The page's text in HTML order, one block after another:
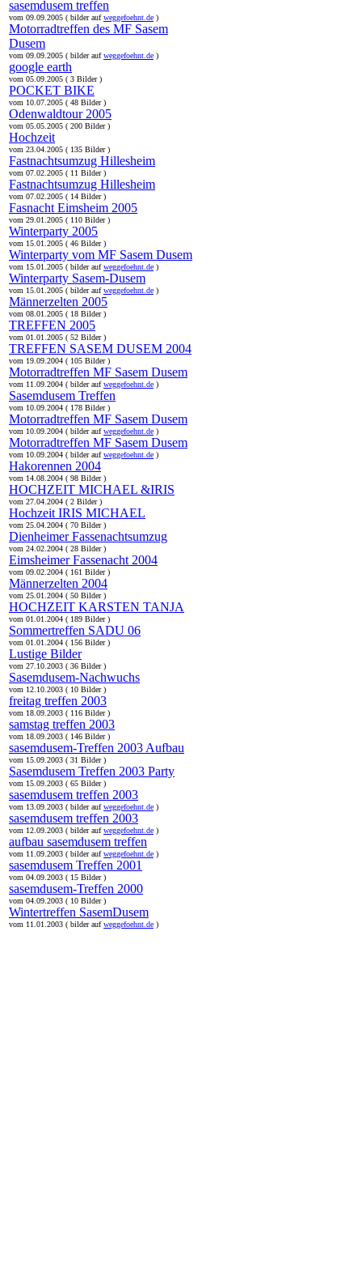
sasemdusem treffen
vom 09.09.2005 ( bilder aufweggefoehnt.de )
Motorradtreffen des MF Sasem
Dusem
vom 09.09.2005 ( bilder aufweggefoehnt.de )
google earth
vom 05.09.2005 ( 3 Bilder )
POCKET BIKE
vom 10.07.2005 ( 48 Bilder )
Odenwaldtour 2005
vom 05.05.2005 ( 200 Bilder )
Hochzeit
vom 23.04.2005 ( 135 Bilder )
Fastnachtsumzug Hillesheim
vom 07.02.2005 ( 11 Bilder )
Fastnachtsumzug Hillesheim
vom 07.02.2005 ( 14 Bilder )
Fasnacht Eimsheim 2005
vom 29.01.2005 ( 110 Bilder )
Winterparty 2005
vom 15.01.2005 ( 46 Bilder )
Winterparty vom MF Sasem Dusem
vom 15.01.2005 ( bilder aufweggefoehnt.de )
Winterparty Sasem-Dusem
vom 15.01.2005 ( bilder aufweggefoehnt.de )
Männerzelten 2005
vom 08.01.2005 ( 18 Bilder )
TREFFEN 2005
vom 01.01.2005 ( 52 Bilder )
TREFFEN SASEM DUSEM 2004
vom 19.09.2004 ( 105 Bilder )
Motorradtreffen MF Sasem Dusem
vom 11.09.2004 ( bilder aufweggefoehnt.de )
Sasemdusem Treffen
vom 10.09.2004 ( 178 Bilder )
Motorradtreffen MF Sasem Dusem
vom 10.09.2004 ( bilder aufweggefoehnt.de )
Motorradtreffen MF Sasem Dusem
vom 10.09.2004 ( bilder aufweggefoehnt.de )
Hakorennen 2004
vom 14.08.2004 ( 98 Bilder )
HOCHZEIT MICHAEL &IRIS
vom 27.04.2004 ( 2 Bilder )
Hochzeit IRIS MICHAEL
vom 25.04.2004 ( 70 Bilder )
Dienheimer Fassenachtsumzug
vom 24.02.2004 ( 28 Bilder )
Eimsheimer Fassenacht 2004
vom 09.02.2004 ( 161 Bilder )
Männerzelten 2004
vom 25.01.2004 ( 50 Bilder )
HOCHZEIT KARSTEN TANJA
vom 01.01.2004 ( 189 Bilder )
Sommertreffen SADU 06
vom 01.01.2004 ( 156 Bilder )
Lustige Bilder
vom 27.10.2003 ( 36 Bilder )
Sasemdusem-Nachwuchs
vom 12.10.2003 ( 10 Bilder )
freitag treffen 2003
vom 18.09.2003 ( 116 Bilder )
samstag treffen 2003
vom 18.09.2003 ( 146 Bilder )
sasemdusem-Treffen 2003 Aufbau
vom 15.09.2003 ( 31 Bilder )
Sasemdusem Treffen 2003 Party
vom 15.09.2003 ( 65 Bilder )
sasemdusem treffen 2003
vom 13.09.2003 ( bilder aufweggefoehnt.de )
sasemdusem treffen 2003
vom 12.09.2003 ( bilder aufweggefoehnt.de )
aufbau sasemdusem treffen
vom 11.09.2003 ( bilder aufweggefoehnt.de )
sasemdusem Treffen 2001
vom 04.09.2003 ( 15 Bilder )
sasemdusem-Treffen 2000
vom 04.09.2003 ( 10 Bilder )
Wintertreffen SasemDusem
vom 11.01.2003 ( bilder aufweggefoehnt.de )